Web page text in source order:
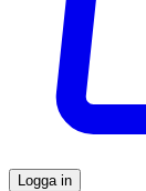
Logga in